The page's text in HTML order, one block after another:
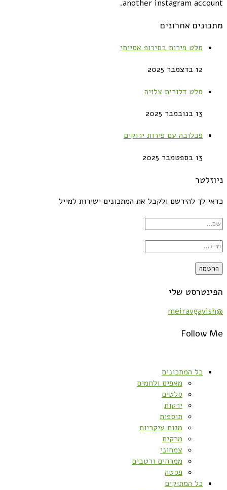
another instagram account.
מתכונים אחרונים
סלט פירות בסירופ אסייתי
12 בדצמבר 2025
סלט דלורית צלויה
13 בנובמבר 2025
פבלובה עם פירות ירוקים
13 בספטמבר 2025
ניוזלטר
כדאי לך להירשם ולקבל את המתכונים ישירות למייל
הפינטרסט שלי
@meiravgavish
Follow Me
כל המתכונים
מאפים ולחמים
סלטים
ירקות
תוספות
מנות עיקריות
מרקים
צמחוני
ממרחים ורטבים
פסטה
כל המתוקים